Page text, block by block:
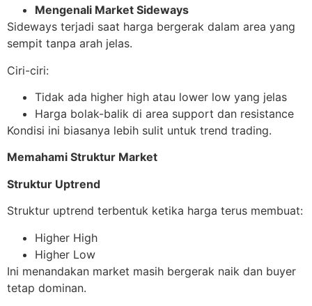
Mengenali Market Sideways
Sideways terjadi saat harga bergerak dalam area yang
sempit tanpa arah jelas.
Ciri-ciri:
Tidak ada higher high atau lower low yang jelas
Harga bolak-balik di area support dan resistance
Kondisi ini biasanya lebih sulit untuk trend trading.
Memahami Struktur Market
Struktur Uptrend
Struktur uptrend terbentuk ketika harga terus membuat:
Higher High
Higher Low
Ini menandakan market masih bergerak naik dan buyer
tetap dominan.